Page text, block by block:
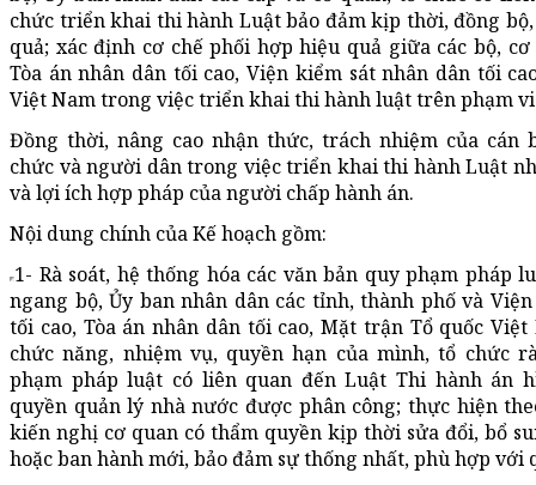
chức triển khai thi hành Luật bảo đảm kịp thời, đồng
quả; xác định cơ chế phối hợp hiệu quả giữa các bộ,
Tòa án nhân dân tối cao, Viện kiểm sát nhân dân tối
Việt Nam trong việc triển khai thi hành luật trên phạm
Đồng thời, nâng cao nhận thức, trách nhiệm của cán
chức và người dân trong việc triển khai thi hành Luật
và lợi ích hợp pháp của người chấp hành án.
Nội dung chính của Kế hoạch gồm:
1- Rà soát, hệ thống hóa các văn bản quy phạm pháp
ngang bộ, Ủy ban nhân dân các tỉnh, thành phố và
tối cao, Tòa án nhân dân tối cao, Mặt trận Tổ quốc Việt
chức năng, nhiệm vụ, quyền hạn của mình, tổ chức
phạm pháp luật có liên quan đến Luật Thi hành án
quyền quản lý nhà nước được phân công; thực hiện
kiến nghị cơ quan có thẩm quyền kịp thời sửa đổi, bổ
hoặc ban hành mới, bảo đảm sự thống nhất, phù hợp với